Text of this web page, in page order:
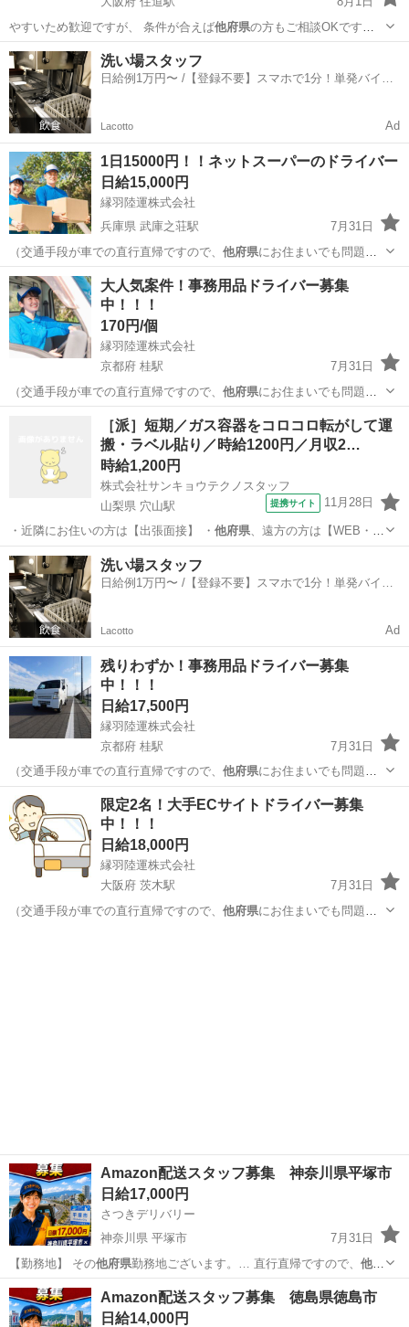
やすいため歓迎ですが、 条件が合えば他府県の方もご相談OKです。
⸻ …
大阪 大東市 住道駅
洗い場スタッフ
日給例1万円〜 /【登録不要】スマホで1分！単発バイト
Lacotto Ad
1日15000円！！ネットスーパーのドライバー
日給15,000円
縁羽陸運株式会社
兵庫県 武庫之荘駅
7月31日
（交通手段が車での直行直帰ですので、 他府県にお住まいでも問題あ
りません） …
兵庫 伊丹市 武庫之荘駅 配送 ネットスーパー
大人気案件！事務用品ドライバー募集
中！！！
170円/個
縁羽陸運株式会社
京都府 桂駅
7月31日
（交通手段が車での直行直帰ですので、 他府県にお住まいでも問題あ
りません） …
桂駅 積み込み
［派］短期／ガス容器をコロコロ転がして運
搬・ラベル貼り／時給1200円／月収2…
時給1,200円
株式会社サンキョウテクノスタッフ
山梨県 穴山駅
提携サイト 11月28日
・近隣にお住いの方は【出張面接】 ・ 他府県、遠方の方は【WEB・
TEL面接】 …
山梨 北杜市 穴山駅
洗い場スタッフ
日給例1万円〜 /【登録不要】スマホで1分！単発バイト
Lacotto Ad
残りわずか！事務用品ドライバー募集
中！！！
日給17,500円
縁羽陸運株式会社
京都府 桂駅
7月31日
（交通手段が車での直行直帰ですので、 他府県にお住まいでも問題あ
りません） …
京都 京都市 桂駅 配送 積み込み
限定2名！大手ECサイトドライバー募集
中！！！
日給18,000円
縁羽陸運株式会社
大阪府 茨木駅
7月31日
（交通手段が車での直行直帰ですので、 他府県にお住まいでも問題あ
Amazon配送スタッフ募集 神奈川県平塚市
日給17,000円
さつきデリバリー
神奈川県 平塚市
7月31日
【勤務地】 その他府県勤務地ございます。… 直行直帰ですので、 他府
県
にお住まいでも問題… 【勤務地】 その他府県勤務地ございます。…
直行直帰ですので、他府県にお住まいでも問題…
神奈川 平塚市 スタッフ
Amazon配送スタッフ募集 徳島県徳島市
日給14,000円